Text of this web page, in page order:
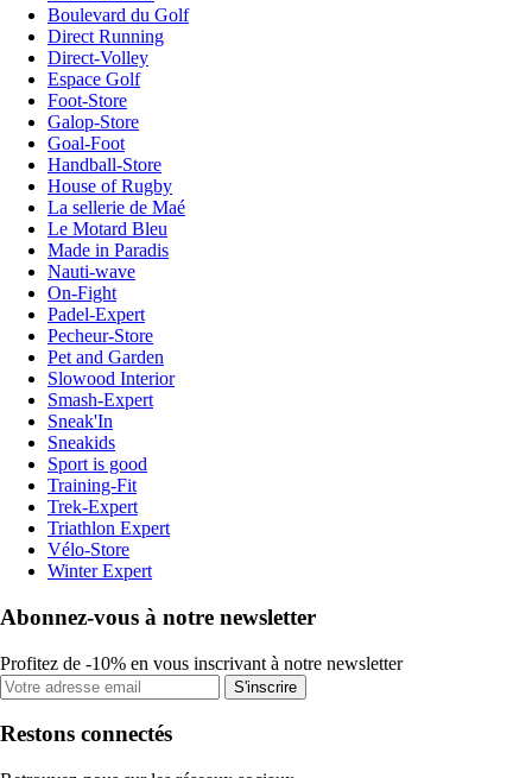
Boulevard du Golf
Direct Running
Direct-Volley
Espace Golf
Foot-Store
Galop-Store
Goal-Foot
Handball-Store
House of Rugby
La sellerie de Maé
Le Motard Bleu
Made in Paradis
Nauti-wave
On-Fight
Padel-Expert
Pecheur-Store
Pet and Garden
Slowood Interior
Smash-Expert
Sneak'In
Sneakids
Sport is good
Training-Fit
Trek-Expert
Triathlon Expert
Vélo-Store
Winter Expert
Abonnez-vous à notre newsletter
Profitez de -10% en vous inscrivant à notre newsletter
S'inscrire
Restons connectés